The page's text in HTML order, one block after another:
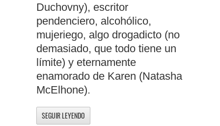
Duchovny), escritor
pendenciero, alcohólico,
mujeriego, algo drogadicto (no
demasiado, que todo tiene un
límite) y eternamente
enamorado de Karen (Natasha
McElhone).
SEGUIR LEYENDO